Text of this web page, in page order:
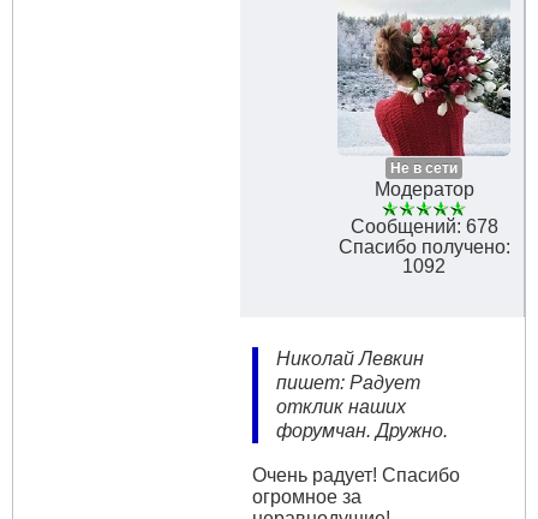
Не в сети
Модератор
Сообщений: 678
Спасибо получено:
1092
Николай Левкин
пишет: Радует
отклик наших
форумчан. Дружно.
Очень радует! Спасибо
огромное за